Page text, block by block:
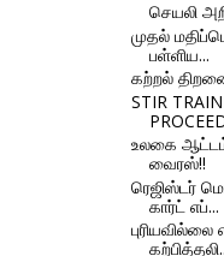
செயலி
முதல்
பள்ளிய...
கற்றல்
STIR
உலகை
வைரஸ்!!
ரெஜிஸ்டர்
கார்ட் எப்...